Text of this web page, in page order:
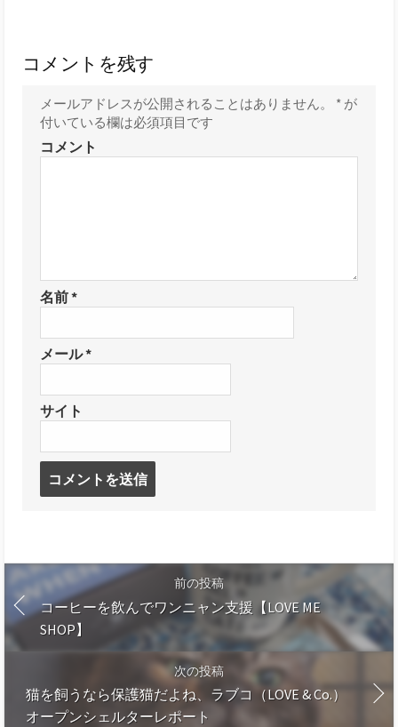
コメントを残す
メールアドレスが公開されることはありません。 * が
付いている欄は必須項目です
コメント
名前*
メール*
サイト
前の投稿
コーヒーを飲んでワンニャン支援【LOVE ME
SHOP】
次の投稿
猫を飼うなら保護猫だよね、ラブコ（LOVE & Co.）
オープンシェルターレポート